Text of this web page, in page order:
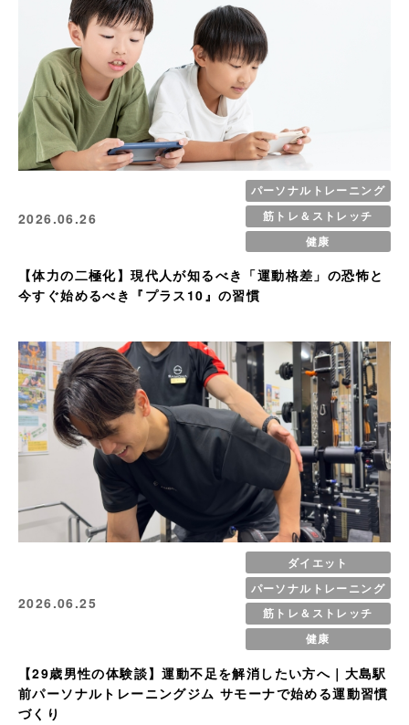
2026.06.26
パーソナルトレーニング
筋トレ＆ストレッチ
健康
【体力の二極化】現代人が知るべき「運動格差」の恐怖と
今すぐ始めるべき『プラス10』の習慣
2026.06.25
ダイエット
パーソナルトレーニング
筋トレ＆ストレッチ
健康
【29歳男性の体験談】運動不足を解消したい方へ｜大島駅
前パーソナルトレーニングジム サモーナで始める運動習慣
づくり